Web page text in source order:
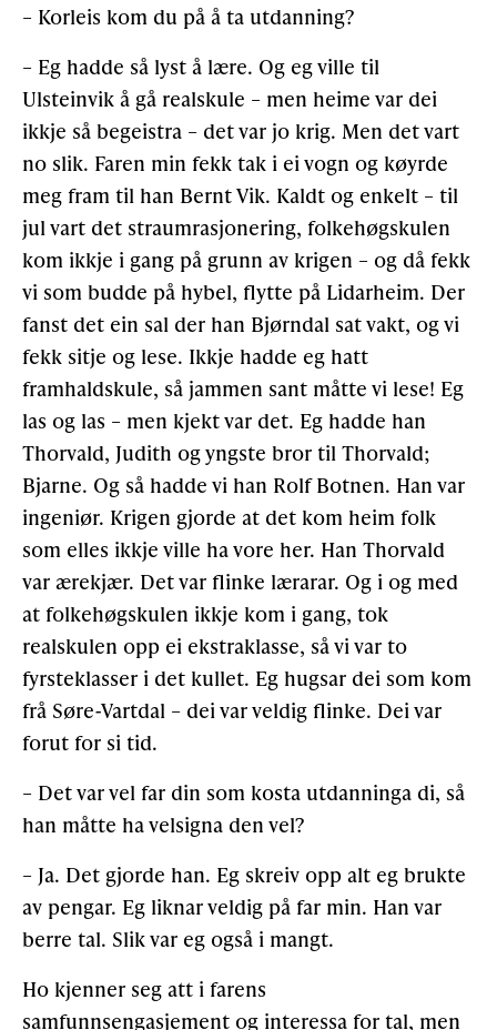
– Korleis kom du på å ta utdanning?
– Eg hadde så lyst å lære. Og eg ville til
Ulsteinvik å gå realskule – men heime var dei
ikkje så begeistra – det var jo krig. Men det vart
no slik. Faren min fekk tak i ei vogn og køyrde
meg fram til han Bernt Vik. Kaldt og enkelt – til
jul vart det straumrasjonering, folkehøgskulen
kom ikkje i gang på grunn av krigen – og då fekk
vi som budde på hybel, flytte på Lidarheim. Der
fanst det ein sal der han Bjørndal sat vakt, og vi
fekk sitje og lese. Ikkje hadde eg hatt
framhaldskule, så jammen sant måtte vi lese! Eg
las og las – men kjekt var det. Eg hadde han
Thorvald, Judith og yngste bror til Thorvald;
Bjarne. Og så hadde vi han Rolf Botnen. Han var
ingeniør. Krigen gjorde at det kom heim folk
som elles ikkje ville ha vore her. Han Thorvald
var ærekjær. Det var flinke lærarar. Og i og med
at folkehøgskulen ikkje kom i gang, tok
realskulen opp ei ekstraklasse, så vi var to
fyrsteklasser i det kullet. Eg hugsar dei som kom
frå Søre-Vartdal – dei var veldig flinke. Dei var
forut for si tid.
– Det var vel far din som kosta utdanninga di, så
han måtte ha velsigna den vel?
– Ja. Det gjorde han. Eg skreiv opp alt eg brukte
av pengar. Eg liknar veldig på far min. Han var
berre tal. Slik var eg også i mangt.
Ho kjenner seg att i farens
samfunnsengasjement og interessa for tal, men